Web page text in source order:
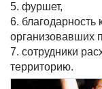
5. фуршет,
6. благодарность
организовавших
7. сотрудники
территорию.